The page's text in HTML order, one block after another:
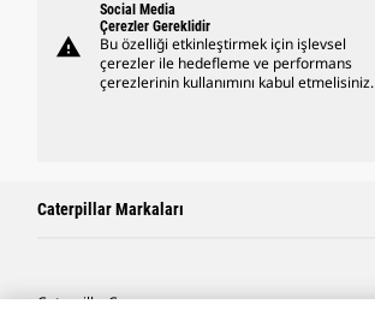
warning
Social Media
Çerezler Gereklidir
Bu özelliği etkinleştirmek için işlevsel
çerezler ile hedefleme ve performans
çerezlerinin kullanımını kabul etmelisiniz.
Caterpillar Markaları
Caterpillar.com